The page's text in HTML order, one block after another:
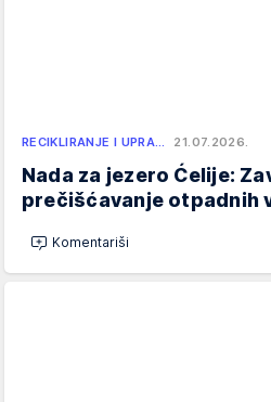
RECIKLIRANJE I UPRA… 21.07.2026.
Nada za jezero Ćelije:
prečišćavanje otpadnih
Komentariši